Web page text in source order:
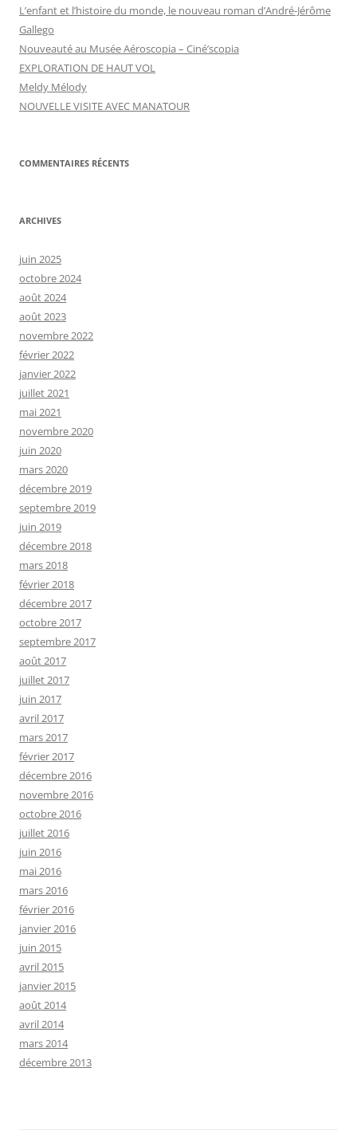
L’enfant et l’histoire du monde, le nouveau roman d’André-Jérôme
Gallego
Nouveauté au Musée Aéroscopia – Ciné’scopia
EXPLORATION DE HAUT VOL
Meldy Mélody
NOUVELLE VISITE AVEC MANATOUR
COMMENTAIRES RÉCENTS
ARCHIVES
juin 2025
octobre 2024
août 2024
août 2023
novembre 2022
février 2022
janvier 2022
juillet 2021
mai 2021
novembre 2020
juin 2020
mars 2020
décembre 2019
septembre 2019
juin 2019
décembre 2018
mars 2018
février 2018
décembre 2017
octobre 2017
septembre 2017
août 2017
juillet 2017
juin 2017
avril 2017
mars 2017
février 2017
décembre 2016
novembre 2016
octobre 2016
juillet 2016
juin 2016
mai 2016
mars 2016
février 2016
janvier 2016
juin 2015
avril 2015
janvier 2015
août 2014
avril 2014
mars 2014
décembre 2013